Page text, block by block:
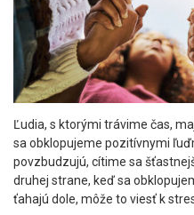
Ľudia, s ktorými trávime čas,
sa obklopujeme pozitívnymi
povzbudzujú, cítime sa
druhej strane, keď sa
ťahajú dole, môže to viesť k